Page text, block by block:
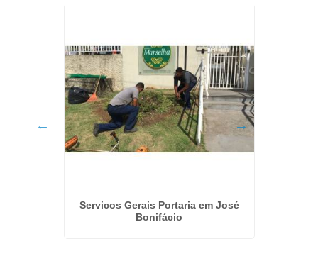
Servicos Gerais Portaria em José
Bonifácio